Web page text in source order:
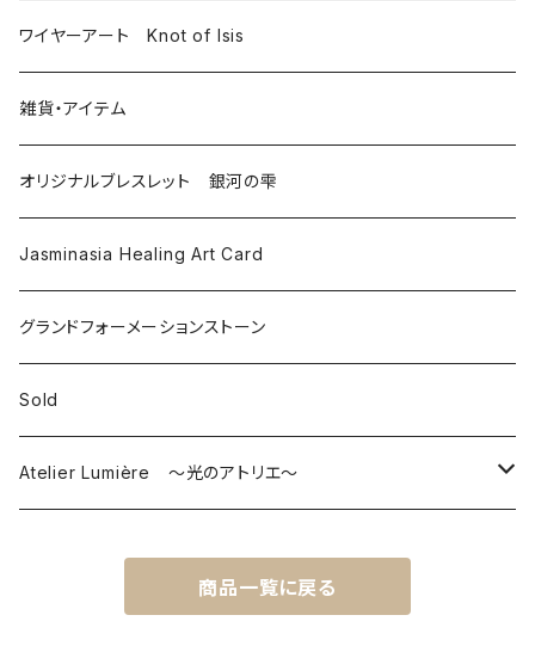
その他クォーツ
ワイヤーアート Knot of Isis
雑貨・アイテム
オリジナルブレスレット 銀河の雫
Jasminasia Healing Art Card
グランドフォーメーションストーン
Sold
Atelier Lumière ～光のアトリエ～
商品一覧に戻る